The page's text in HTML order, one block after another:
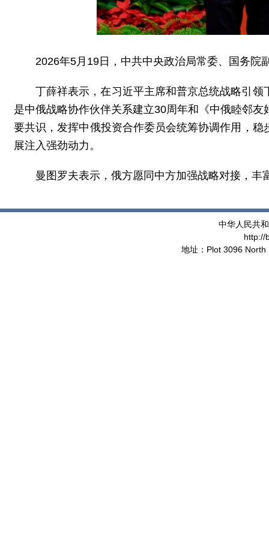
2026年5月19日，中共中央政治局常委、国务院
丁薛祥表示，在习近平主席和普京总统战略引
是中俄战略协作伙伴关系建立30周年和《中俄睦邻
要共识，发挥中俄投资合作委员会统筹协调作用，
展注入强劲动力。
曼图罗夫表示，俄方愿同中方加强战略对接，
中华人民共
http://
地址：Plot 3096